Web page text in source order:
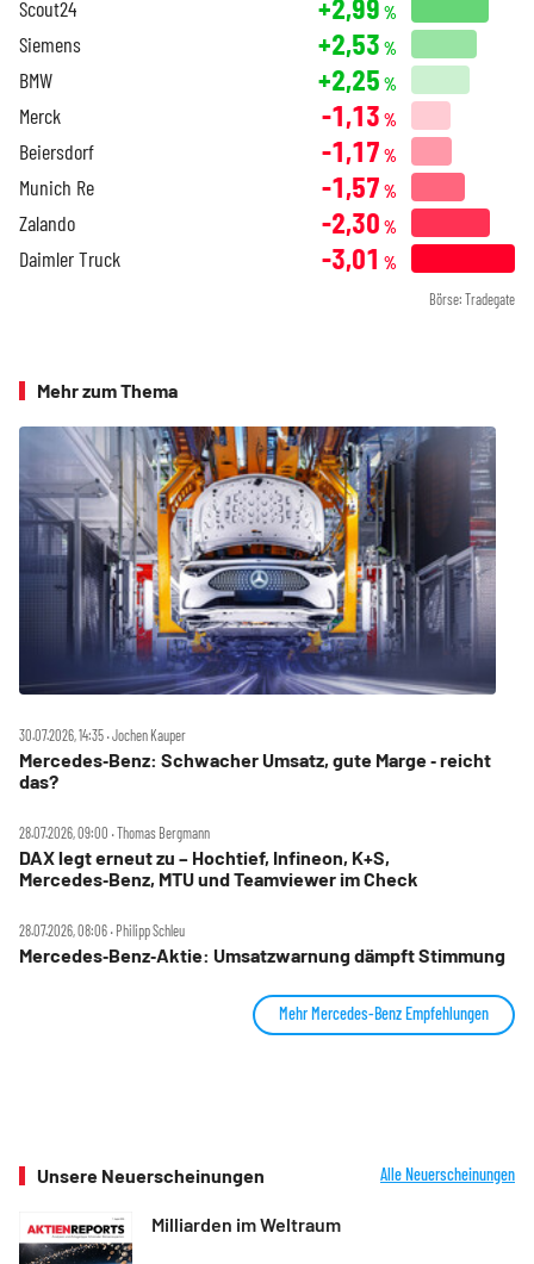
Scout24 +2,99 %
Siemens +2,53 %
BMW +2,25 %
Merck -1,13 %
Beiersdorf -1,17 %
Munich Re -1,57 %
Zalando -2,30 %
Daimler Truck -3,01 %
Börse: Tradegate
Mehr zum Thema
30.07.2026, 14:35 ‧ Jochen Kauper
Mercedes‑Benz: Schwacher Umsatz, gute Marge ‑ reicht
das?
28.07.2026, 09:00 ‧ Thomas Bergmann
DAX legt erneut zu – Hochtief, Infineon, K+S,
Mercedes‑Benz, MTU und Teamviewer im Check
28.07.2026, 08:06 ‧ Philipp Schleu
Mercedes‑Benz‑Aktie: Umsatzwarnung dämpft Stimmung
Mehr Mercedes-Benz Empfehlungen
Unsere Neuerscheinungen Alle Neuerscheinungen
Milliarden im Weltraum